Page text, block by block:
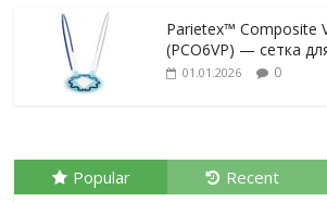
Parietex™ Composite
(PCO6VP) — сетка
01.01.2026 0
Popular Recent